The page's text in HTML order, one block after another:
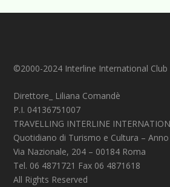
©2000-2024 Interline International Club
Direttore_ Liliana Comandè
P.I. 04136751007
TRAVELLING INTERLINE
Quotidiano di Turismo e Cultura – Anno
Via Nazionale, 204 – 00184 Roma
Tel. 06 4871721 Fax 06 4871618
All Rights Reserved